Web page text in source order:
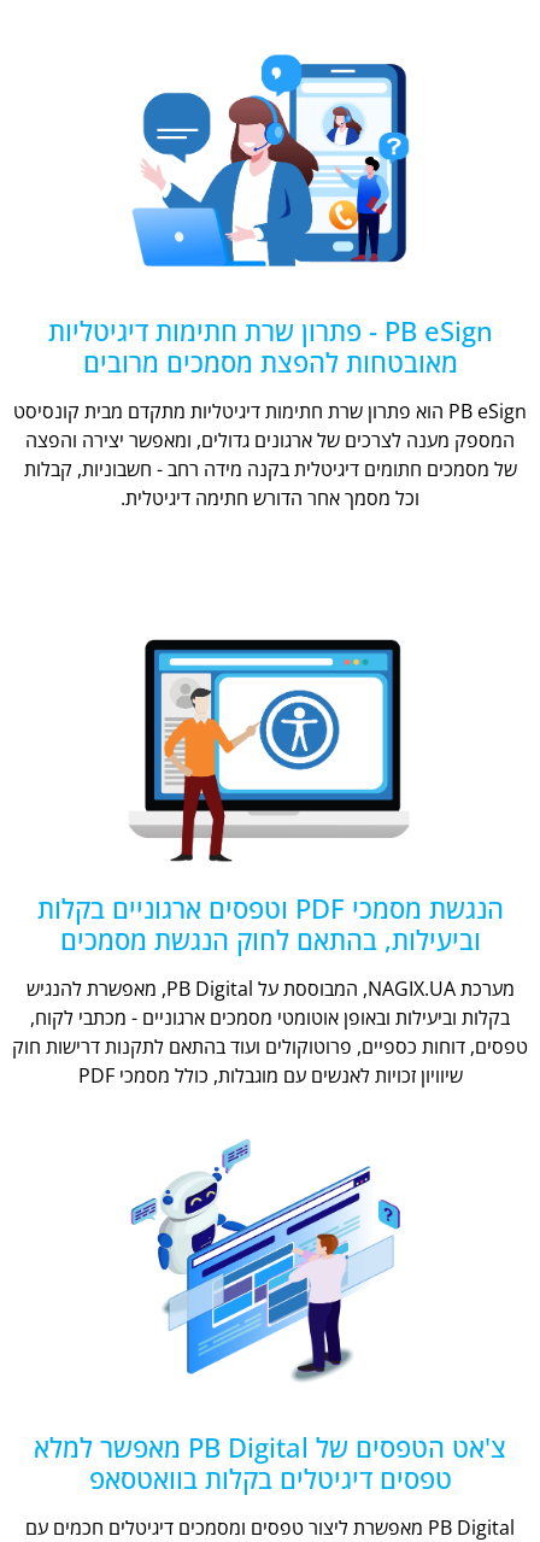
PB eSign - פתרון שרת חתימות דיגיטליות
מאובטחות להפצת מסמכים מרובים
PB eSign הוא פתרון שרת חתימות דיגיטליות מתקדם מבית קונסיסט
המספק מענה לצרכים של ארגונים גדולים, ומאפשר יצירה והפצה
של מסמכים חתומים דיגיטלית בקנה מידה רחב - חשבוניות, קבלות
וכל מסמך אחר הדורש חתימה דיגיטלית.
הנגשת מסמכי PDF וטפסים ארגוניים בקלות
וביעילות, בהתאם לחוק הנגשת מסמכים
מערכת NAGIX.UA, המבוססת על PB Digital, מאפשרת להנגיש
בקלות וביעילות ובאופן אוטומטי מסמכים ארגוניים - מכתבי לקוח,
טפסים, דוחות כספיים, פרוטוקולים ועוד בהתאם לתקנות דרישות חוק
שיוויון זכויות לאנשים עם מוגבלות, כולל מסמכי PDF
צ'אט הטפסים של PB Digital מאפשר למלא
טפסים דיגיטלים בקלות בוואטסאפ
PB Digital מאפשרת ליצור טפסים ומסמכים דיגיטלים חכמים עם